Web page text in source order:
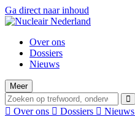
Ga direct naar inhoud
Over ons
Dossiers
Nieuws
Meer
Over ons Dossiers Nieuws